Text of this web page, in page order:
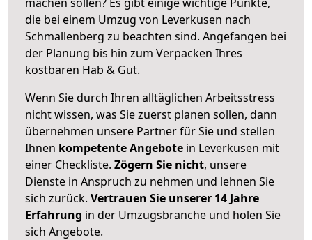
die bei einem Umzug von Leverkusen nach
Schmallenberg zu beachten sind. Angefangen bei
der Planung bis hin zum Verpacken Ihres
kostbaren Hab & Gut.
Wenn Sie durch Ihren alltäglichen Arbeitsstress
nicht wissen, was Sie zuerst planen sollen, dann
übernehmen unsere Partner für Sie und stellen
Ihnen kompetente Angebote in Leverkusen mit
einer Checkliste. Zögern Sie nicht, unsere
Dienste in Anspruch zu nehmen und lehnen Sie
sich zurück. Vertrauen Sie unserer 14 Jahre
Erfahrung in der Umzugsbranche und holen Sie
sich Angebote.